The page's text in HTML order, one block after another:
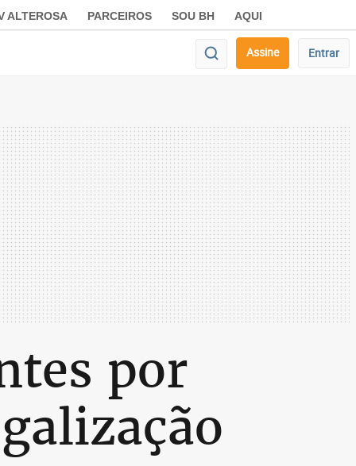
ALTEROSA PARCEIROS SOU BH AQUI
Assine Entrar
por